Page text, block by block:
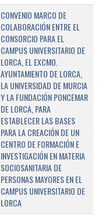
CONVENIO MARCO DE
COLABORACIÓN ENTRE EL
CONSORCIO PARA EL
CAMPUS UNIVERSITARIO DE
LORCA, EL EXCMO.
AYUNTAMIENTO DE LORCA,
LA UNIVERSIDAD DE MURCIA
Y LA FUNDACIÓN PONCEMAR
DE LORCA, PARA
ESTABLECER LAS BASES
PARA LA CREACIÓN DE UN
CENTRO DE FORMACIÓN E
INVESTIGACIÓN EN MATERIA
SOCIOSANITARIA DE
PERSONAS MAYORES EN EL
CAMPUS UNIVERSITARIO DE
LORCA